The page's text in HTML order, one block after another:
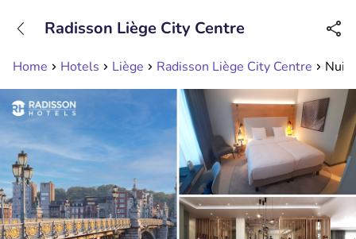
Disponible jusqu'à 23:00 heures
Home Hotels Liège Radisson Liège City Centre Nuit
Radisson Liège City Centre